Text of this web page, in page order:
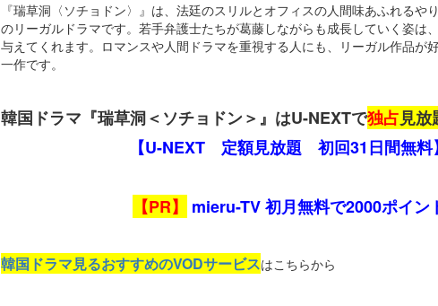
『瑞草洞〈ソチョドン〉』は、法廷のスリルとオフィスの人間味あふれるや
のリーガルドラマです。若手弁護士たちが葛藤しながらも成長していく姿は
与えてくれます。ロマンスや人間ドラマを重視する人にも、リーガル作品が
一作です。
韓国ドラマ『瑞草洞＜ソチョドン＞』はU-NEXTで独占見放
【U-NEXT 定額見放題 初回31日間無料
【PR】 mieru-TV 初月無料で2000ポイン
韓国ドラマ見るおすすめのVODサービスはこちらから